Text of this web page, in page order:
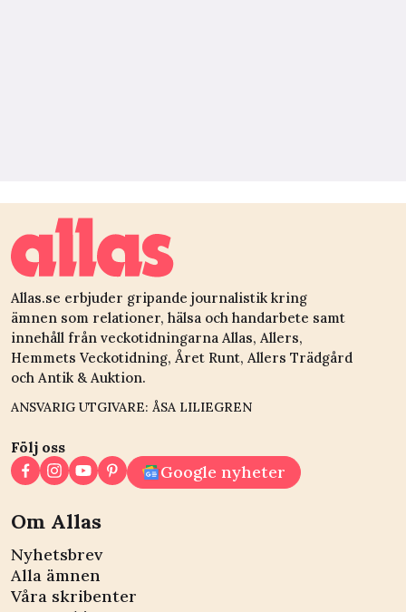
Allas.se erbjuder gripande journalistik kring
ämnen som relationer, hälsa och handarbete samt
innehåll från veckotidningarna Allas, Allers,
Hemmets Veckotidning, Året Runt, Allers Trädgård
och Antik & Auktion.
ANSVARIG UTGIVARE: ÅSA LILIEGREN
Följ oss
Google nyheter
Om Allas
Nyhetsbrev
Alla ämnen
Våra skribenter